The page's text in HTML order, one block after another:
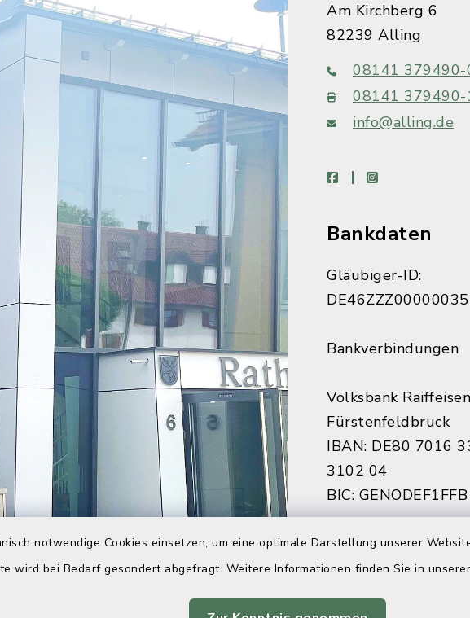
notwendige Cookies einsetzen, um eine optimale Darstellung unserer
wird bei Bedarf gesondert abgefragt. Weitere Informationen finden Sie in
Am Kirchberg 6
82239 Alling
08141 379490-
08141 379490-
info@alling.de
facebookinstagram
Bankdaten
Gläubiger-ID:
Bankverbindungen
Volksbank
Fürstenfeldbruck
IBAN: DE80 7016
3102 04
BIC: GENODEF1FFB
Sparkasse
IBAN: DE84 7005